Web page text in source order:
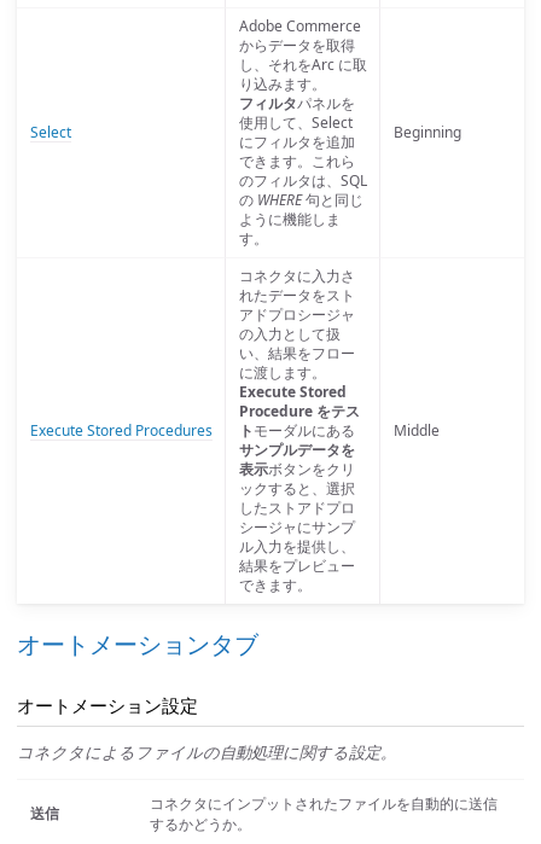
Select
Adobe Commerce
からデータを取得
し、それをArc に取
り込みます。
フィルタパネルを
使用して、Select
にフィルタを追加
できます。これら
のフィルタは、SQL
の WHERE句と同じ
ように機能しま
す。
Beginning
Execute Stored Procedures
コネクタに入力さ
れたデータをスト
アドプロシージャ
の入力として扱
い、結果をフロー
に渡します。
Execute Stored
Procedure をテス
トモーダルにある
サンプルデータを
表示ボタンをクリ
ックすると、選択
したストアドプロ
シージャにサンプ
ル入力を提供し、
結果をプレビュー
できます。
Middle
オートメーションタブ
オートメーション設定
コネクタによるファイルの自動処理に関する設定。
送信
コネクタにインプットされたファイルを自動的に送信
するかどうか。